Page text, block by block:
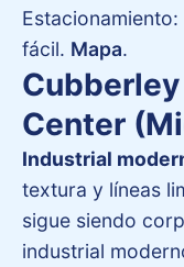
fácil. Mapa.
Center
Industrial
textura y líneas
sigue siendo
industrial